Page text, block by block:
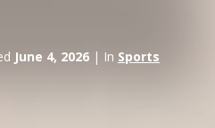
June 4, 2026 | In Sports